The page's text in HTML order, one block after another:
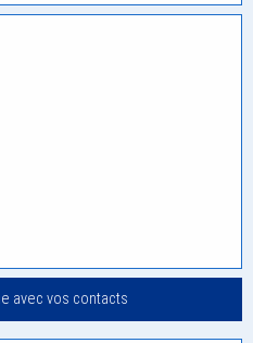
avec vos contacts